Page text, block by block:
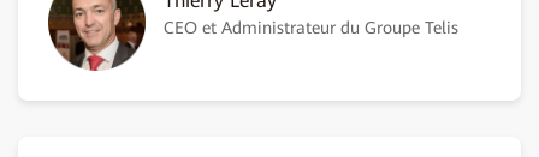
CEO et Administrateur du Groupe Telis